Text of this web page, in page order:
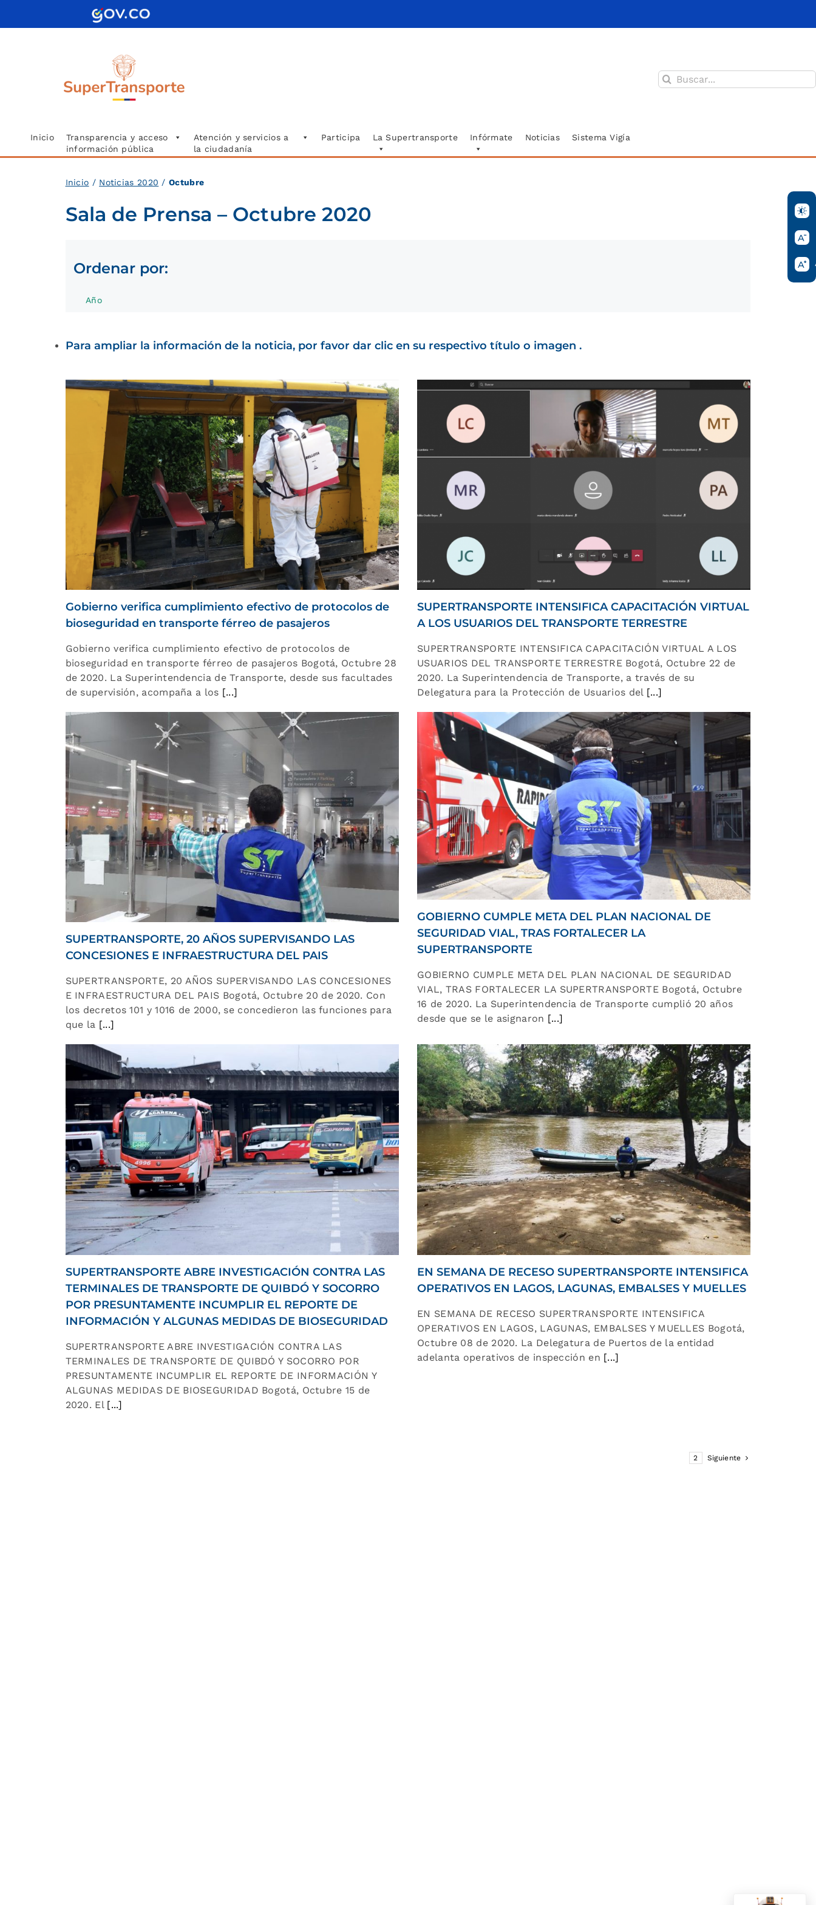
Buscar:
Inicio
Transparencia y acceso
información pública
Atención y servicios a
la ciudadanía
Participa La Supertransporte Infórmate Noticias Sistema Vigía
Inicio / Noticias 2020 /Octubre
Sala de Prensa – Octubre 2020
Ordenar por:
Año
Para ampliar la información de la noticia, por favor dar clic en su respectivo título o imagen .
Gobierno verifica cumplimiento efectivo de protocolos de
bioseguridad en transporte férreo de pasajeros
Gobierno verifica cumplimiento efectivo de protocolos de
bioseguridad en transporte férreo de pasajeros Bogotá, Octubre 28
de 2020. La Superintendencia de Transporte, desde sus facultades
de supervisión, acompaña a los [...]
SUPERTRANSPORTE INTENSIFICA CAPACITACIÓN VIRTUAL
A LOS USUARIOS DEL TRANSPORTE TERRESTRE
SUPERTRANSPORTE INTENSIFICA CAPACITACIÓN VIRTUAL A LOS
USUARIOS DEL TRANSPORTE TERRESTRE Bogotá, Octubre 22 de
2020. La Superintendencia de Transporte, a través de su
Delegatura para la Protección de Usuarios del[...]
SUPERTRANSPORTE, 20 AÑOS SUPERVISANDO LAS
CONCESIONES E INFRAESTRUCTURA DEL PAIS
SUPERTRANSPORTE, 20 AÑOS SUPERVISANDO LAS CONCESIONES
E INFRAESTRUCTURA DEL PAIS Bogotá, Octubre 20 de 2020. Con
los decretos 101 y 1016 de 2000, se concedieron las funciones para
que la [...]
GOBIERNO CUMPLE META DEL PLAN NACIONAL DE
SEGURIDAD VIAL, TRAS FORTALECER LA
SUPERTRANSPORTE
GOBIERNO CUMPLE META DEL PLAN NACIONAL DE SEGURIDAD
VIAL, TRAS FORTALECER LA SUPERTRANSPORTE Bogotá, Octubre
16 de 2020. La Superintendencia de Transporte cumplió 20 años
desde que se le asignaron [...]
SUPERTRANSPORTE ABRE INVESTIGACIÓN CONTRA LAS
TERMINALES DE TRANSPORTE DE QUIBDÓ Y SOCORRO
POR PRESUNTAMENTE INCUMPLIR EL REPORTE DE
INFORMACIÓN Y ALGUNAS MEDIDAS DE BIOSEGURIDAD
SUPERTRANSPORTE ABRE INVESTIGACIÓN CONTRA LAS
TERMINALES DE TRANSPORTE DE QUIBDÓ Y SOCORRO POR
PRESUNTAMENTE INCUMPLIR EL REPORTE DE INFORMACIÓN Y
ALGUNAS MEDIDAS DE BIOSEGURIDAD Bogotá, Octubre 15 de
2020. El [...]
EN SEMANA DE RECESO SUPERTRANSPORTE INTENSIFICA
OPERATIVOS EN LAGOS, LAGUNAS, EMBALSES Y MUELLES
EN SEMANA DE RECESO SUPERTRANSPORTE INTENSIFICA
OPERATIVOS EN LAGOS, LAGUNAS, EMBALSES Y MUELLES Bogotá,
Octubre 08 de 2020. La Delegatura de Puertos de la entidad
adelanta operativos de inspección en [...]
2 Siguiente